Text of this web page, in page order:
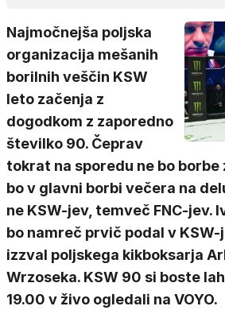
Najmočnejša poljska
organizacija mešanih
borilnih veščin KSW
leto začenja z
dogodkom z zaporedno
številko 90. Čeprav
tokrat na sporedu ne bo borbe
bo v glavni borbi večera na
ne KSW-jev, temveč FNC-jev.
bo namreč prvič podal v
izzval poljskega kikboksarja
Wrzoseka. KSW 90 si boste
19.00 v živo ogledali na VOYO.